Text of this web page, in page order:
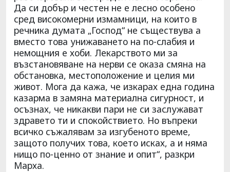
Да си добър и честен не е лесно особено
сред високомерни измамници, на които в
речника думата „Господ“ не съществува а
вместо това унижаването на по-слабия и
немощния е хоби. Лекарството ми за
възстановяване на нерви се оказа смяна на
обстановка, местоположение и целия ми
живот. Мога да кажа, че изкарах една година
казарма в замяна материална сигурност, и
осъзнах, че никакви пари не си заслужават
здравето ти и спокойствието. Но въпреки
всичко съжалявам за изгубеното време,
защото получих това, което исках, а и няма
нищо по-ценно от знание и опит“, разкри
Марха.